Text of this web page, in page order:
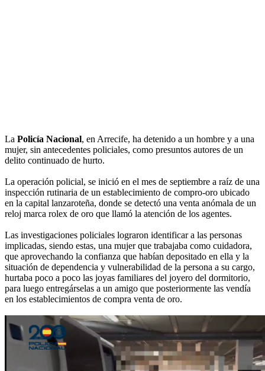
La Policía Nacional, en Arrecife, ha detenido a un hombre y a una
mujer, sin antecedentes policiales, como presuntos autores de un
delito continuado de hurto.
La operación policial, se inició en el mes de septiembre a raíz de una
inspección rutinaria de un establecimiento de compro-oro ubicado
en la capital lanzaroteña, donde se detectó una venta anómala de un
reloj marca rolex de oro que llamó la atención de los agentes.
Las investigaciones policiales lograron identificar a las personas
implicadas, siendo estas, una mujer que trabajaba como cuidadora,
que aprovechando la confianza que habían depositado en ella y la
situación de dependencia y vulnerabilidad de la persona a su cargo,
hurtaba poco a poco las joyas familiares del joyero del dormitorio,
para luego entregárselas a un amigo que posteriormente las vendía
en los establecimientos de compra venta de oro.